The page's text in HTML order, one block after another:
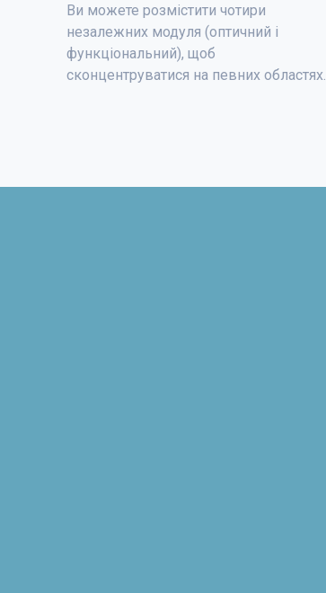
Ви можете розмістити чотири
незалежних модуля (оптичний і
функціональний), щоб
сконцентруватися на певних областях.